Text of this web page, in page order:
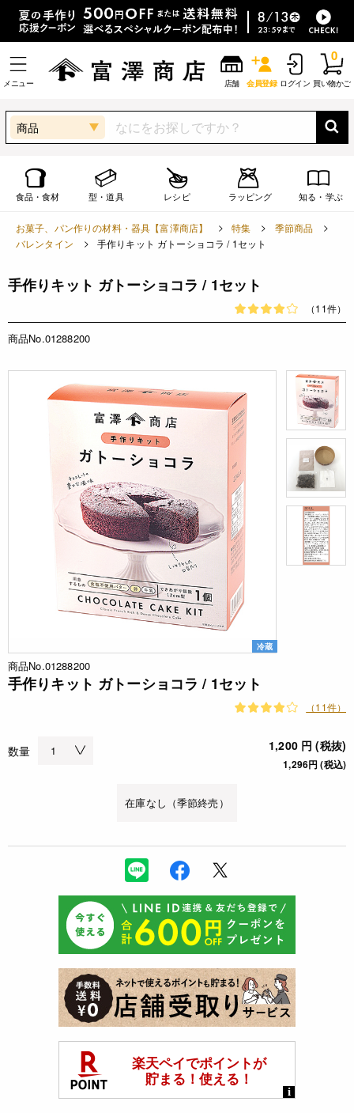
メニュー 店舗 会員登録 ログイン 買い物かご
0
商品
食品・食材 型・道具 レシピ ラッピング 知る・学ぶ
お菓子、パン作りの材料・器具【富澤商店】 特集
季節商品
バレンタイン
手作りキット ガトーショコラ / 1セット
手作りキット ガトーショコラ / 1セット
（11件）
商品No.01288200
冷蔵
商品No.01288200
手作りキット ガトーショコラ / 1セット
（11件）
数量 1,200 円 (税抜)
1,296円 (税込)
在庫なし（季節終売）